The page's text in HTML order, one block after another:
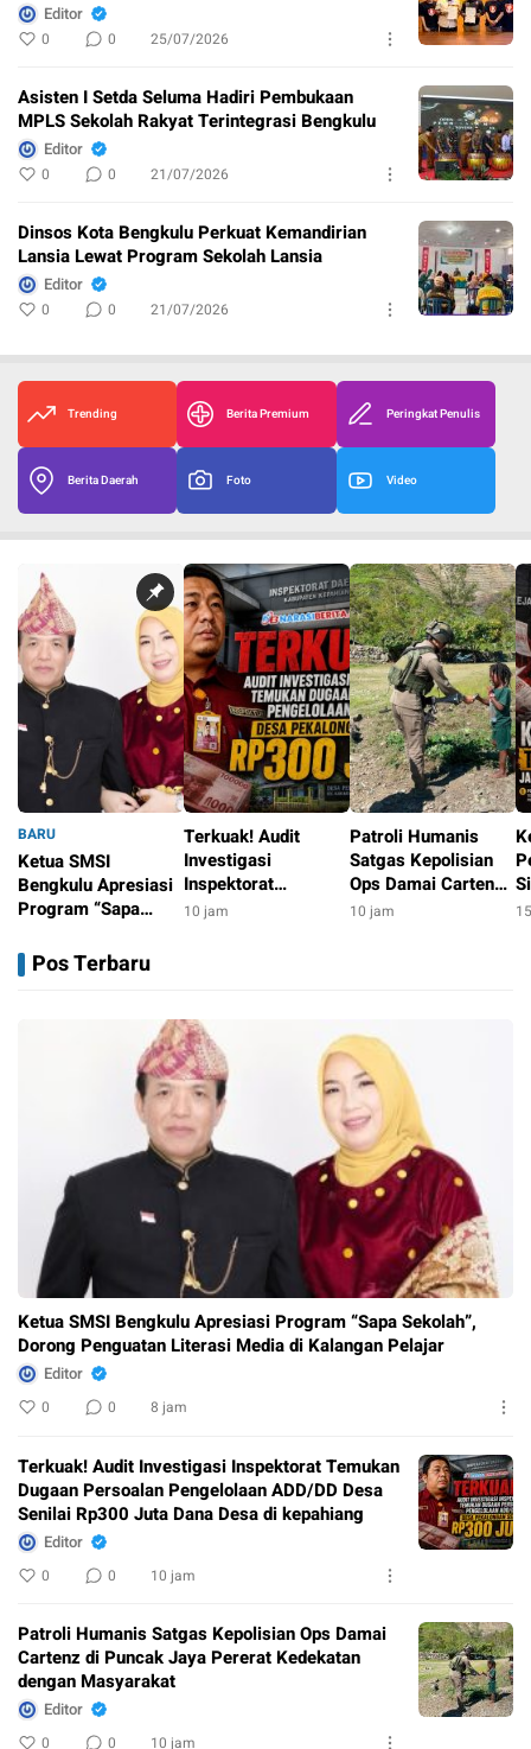
Editor
0 0 25/07/2026
Asisten I Setda Seluma Hadiri Pembukaan
MPLS Sekolah Rakyat Terintegrasi Bengkulu
Editor
0 0 21/07/2026
Dinsos Kota Bengkulu Perkuat Kemandirian
Lansia Lewat Program Sekolah Lansia
Editor
0 0 21/07/2026
Trending Berita Premium Peringkat Penulis
Berita Daerah Foto Video
BARU
Ketua SMSI
Bengkulu Apresiasi
Program “Sapa
Penguatan Literasi
Media di Kalangan
Terkuak! Audit
Investigasi
Inspektorat
Temukan Dugaan
Dana Desa di
kepahiang
10 jam
Patroli Humanis
Satgas Kepolisian
Ops Damai Cartenz
di Puncak Jaya
10 jam
Pos Terbaru
Ketua SMSI Bengkulu Apresiasi Program “Sapa Sekolah”,
Dorong Penguatan Literasi Media di Kalangan Pelajar
Editor
0 0 8 jam
Terkuak! Audit Investigasi Inspektorat Temukan
Dugaan Persoalan Pengelolaan ADD/DD Desa
Senilai Rp300 Juta Dana Desa di kepahiang
Editor
0 0 10 jam
Patroli Humanis Satgas Kepolisian Ops Damai
Cartenz di Puncak Jaya Pererat Kedekatan
dengan Masyarakat
Editor
0 0 10 jam